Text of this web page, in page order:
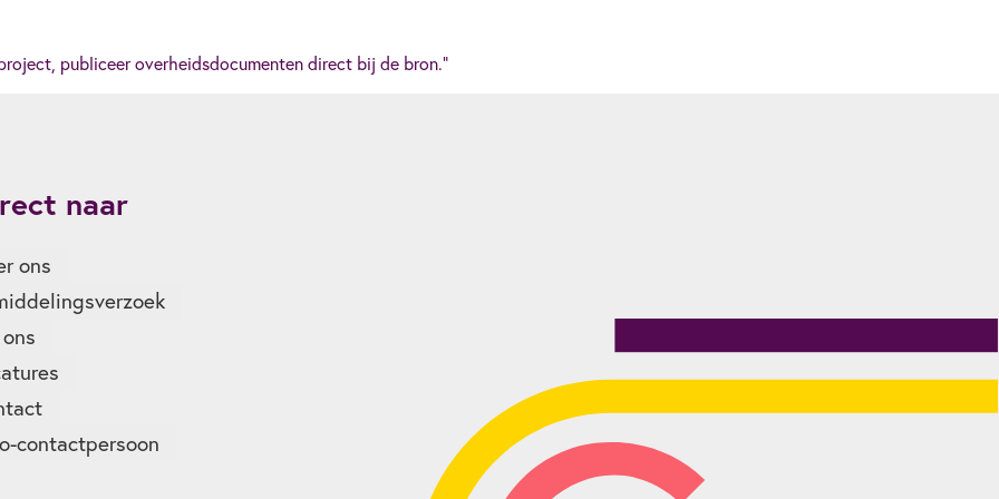
publiceer overheidsdocumenten direct bij de bron."
naar
ons
contactpersoon